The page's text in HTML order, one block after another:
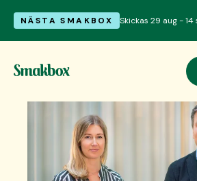
NÄSTA SMAKBOX Skickas 29 aug - 14